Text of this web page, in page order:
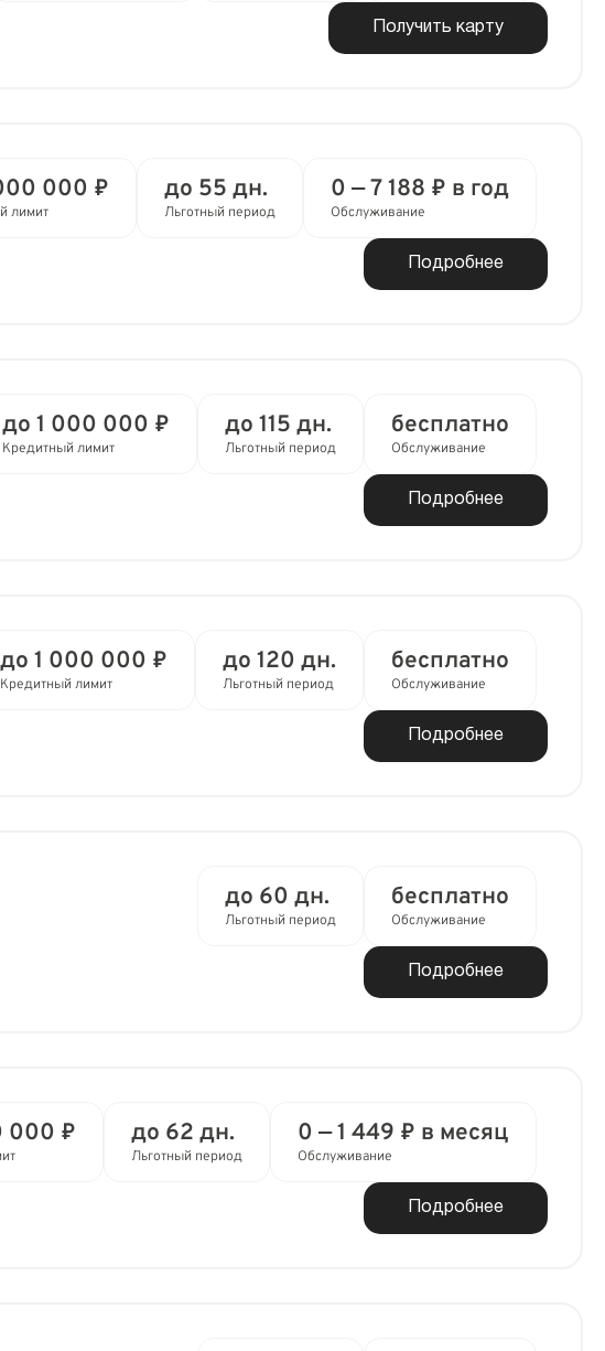
Получить карту
000 ₽
лимит
до 55 дн.
Льготный период
0 — 7 188 ₽ в год
Обслуживание
Подробнее
до 1 000 000 ₽
Кредитный лимит
до 115 дн.
Льготный период
бесплатно
Обслуживание
Подробнее
до 1 000 000 ₽
Кредитный лимит
до 120 дн.
Льготный период
бесплатно
Обслуживание
Подробнее
до 60 дн.
Льготный период
бесплатно
Обслуживание
Подробнее
000 ₽ до 62 дн.
Льготный период
0 — 1 449 ₽ в месяц
Обслуживание
Подробнее